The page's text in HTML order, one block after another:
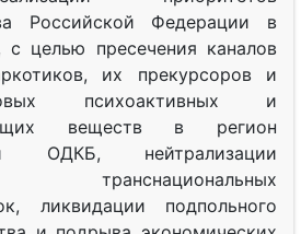
Российской Федерации в
целью пресечения каналов
их прекурсоров и
психоактивных и
веществ в регион
ОДКБ, нейтрализации
транснациональных
ликвидации подпольного